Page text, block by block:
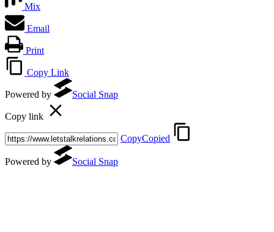
Mix
Email
Print
Copy Link
Powered by Social Snap
Copy link
CopyCopied
Powered by Social Snap